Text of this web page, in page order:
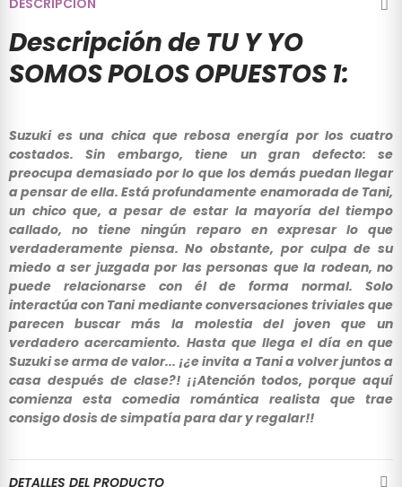
Descripción de TU Y YO
SOMOS POLOS OPUESTOS 1:
Suzuki es una chica que rebosa energía por los cuatro
costados. Sin embargo, tiene un gran defecto: se
preocupa demasiado por lo que los demás puedan llegar
a pensar de ella. Está profundamente enamorada de Tani,
un chico que, a pesar de estar la mayoría del tiempo
callado, no tiene ningún reparo en expresar lo que
verdaderamente piensa. No obstante, por culpa de su
miedo a ser juzgada por las personas que la rodean, no
puede relacionarse con él de forma normal. Solo
interactúa con Tani mediante conversaciones triviales que
parecen buscar más la molestia del joven que un
verdadero acercamiento. Hasta que llega el día en que
Suzuki se arma de valor... ¡¿e invita a Tani a volver juntos a
casa después de clase?! ¡¡Atención todos, porque aquí
comienza esta comedia romántica realista que trae
consigo dosis de simpatía para dar y regalar!!
DETALLES DEL PRODUCTO